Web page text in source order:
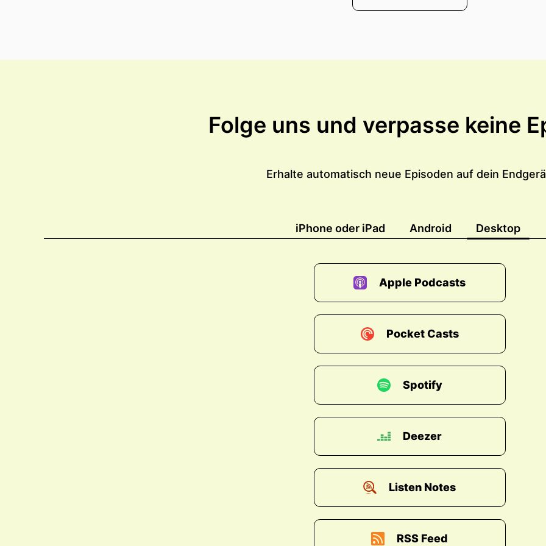
Folge uns und verpasse keine
Erhalte automatisch neue Episoden auf dein
iPhone oder iPad Android Desktop
Apple Podcasts
Pocket Casts
Spotify
Deezer
Listen Notes
RSS Feed